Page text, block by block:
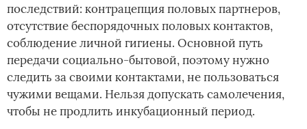
последствий: контрацепция половых партнеров,
отсутствие беспорядочных половых контактов,
соблюдение личной гигиены. Основной путь
передачи социально-бытовой, поэтому нужно
следить за своими контактами, не пользоваться
чужими вещами. Нельзя допускать самолечения,
чтобы не продлить инкубационный период.